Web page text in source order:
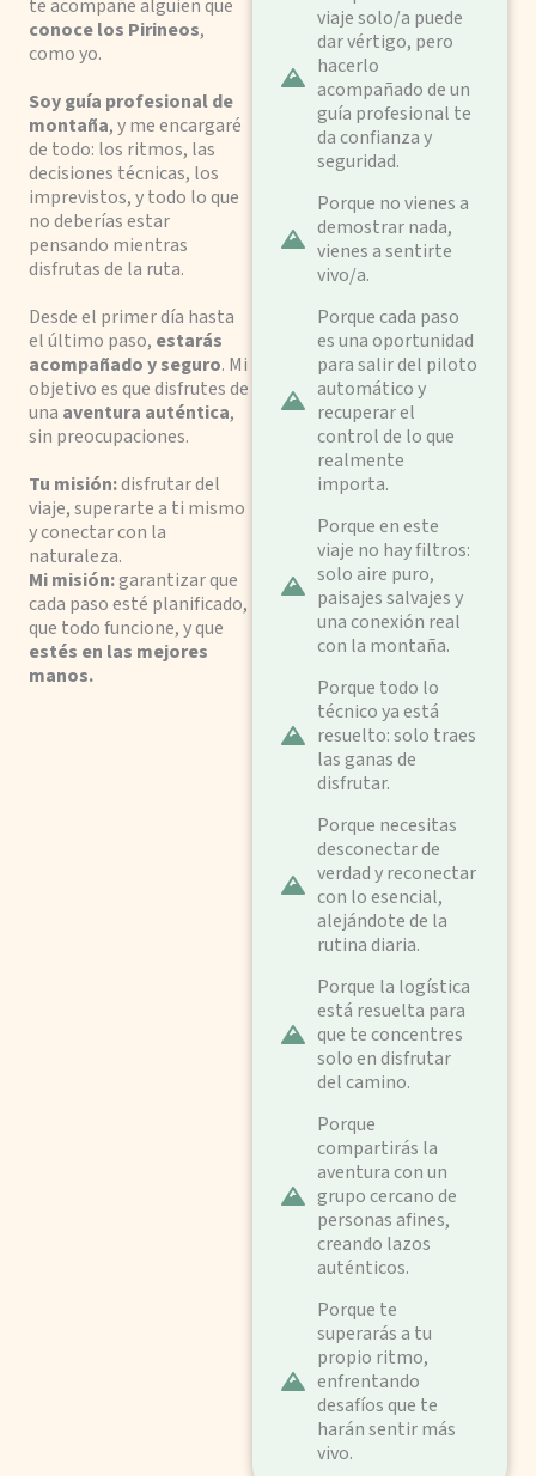
te acompañe alguien que
conoce los Pirineos,
como yo.
Soy guía profesional de
montaña, y me encargaré
de todo: los ritmos, las
decisiones técnicas, los
imprevistos, y todo lo que
no deberías estar
pensando mientras
disfrutas de la ruta.
Desde el primer día hasta
el último paso, estarás
acompañado y seguro. Mi
objetivo es que disfrutes de
una aventura auténtica,
sin preocupaciones.
Tu misión:disfrutar del
viaje, superarte a ti mismo
y conectar con la
naturaleza.
Mi misión:garantizar que
cada paso esté planificado,
que todo funcione, y que
estés en las mejores
manos.
viaje solo/a puede
dar vértigo, pero
hacerlo
acompañado de un
guía profesional te
da confianza y
seguridad.
Porque no vienes a
demostrar nada,
vienes a sentirte
vivo/a.
Porque cada paso
es una oportunidad
para salir del piloto
automático y
recuperar el
control de lo que
realmente
importa.
Porque en este
viaje no hay filtros:
solo aire puro,
paisajes salvajes y
una conexión real
con la montaña.
Porque todo lo
técnico ya está
resuelto: solo traes
las ganas de
disfrutar.
Porque necesitas
desconectar de
verdad y reconectar
con lo esencial,
alejándote de la
rutina diaria.
Porque la logística
está resuelta para
que te concentres
solo en disfrutar
del camino.
Porque
compartirás la
aventura con un
grupo cercano de
personas afines,
creando lazos
auténticos.
Porque te
superarás a tu
propio ritmo,
enfrentando
desafíos que te
harán sentir más
vivo.